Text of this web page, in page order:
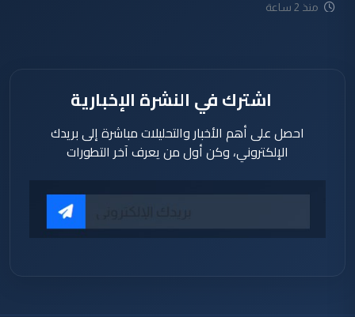
منذ 2 ساعة
اشترك في النشرة الإخبارية
احصل على أهم الأخبار والتحليلات مباشرة إلى بريدك
الإلكتروني، وكن أول من يعرف آخر التطورات